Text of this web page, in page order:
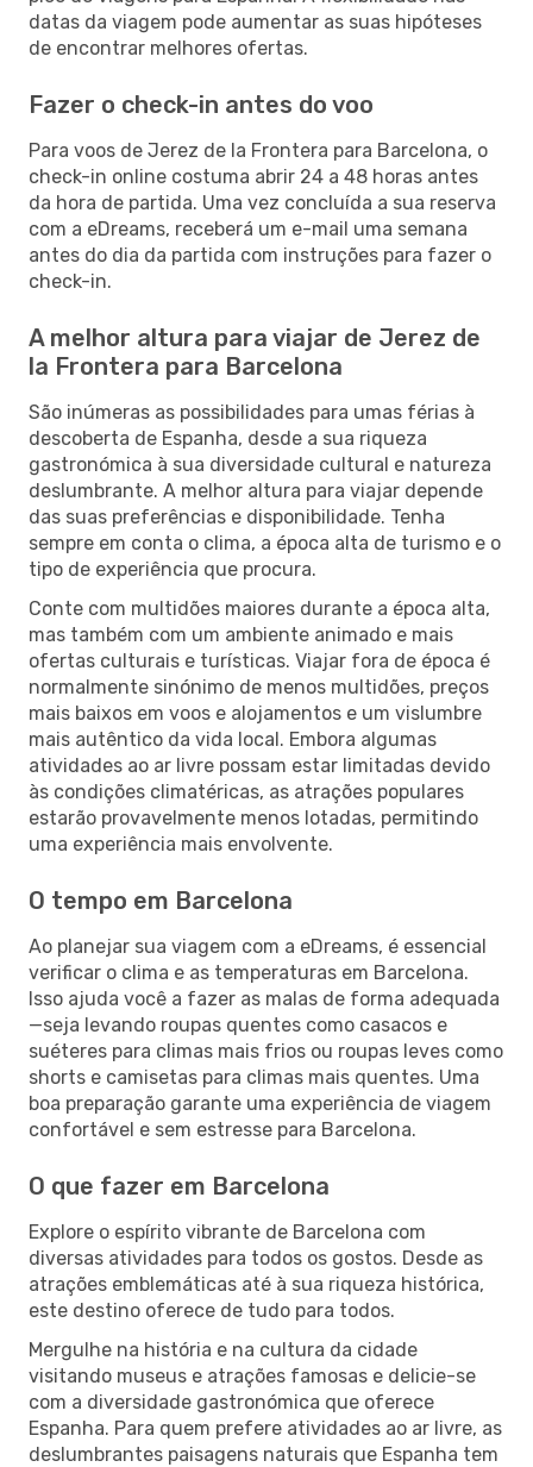
datas da viagem pode aumentar as suas hipóteses
de encontrar melhores ofertas.
Fazer o check-in antes do voo
Para voos de Jerez de la Frontera para Barcelona, o
check-in online costuma abrir 24 a 48 horas antes
da hora de partida. Uma vez concluída a sua reserva
com a eDreams, receberá um e-mail uma semana
antes do dia da partida com instruções para fazer o
check-in.
A melhor altura para viajar de Jerez de
la Frontera para Barcelona
São inúmeras as possibilidades para umas férias à
descoberta de Espanha, desde a sua riqueza
gastronómica à sua diversidade cultural e natureza
deslumbrante. A melhor altura para viajar depende
das suas preferências e disponibilidade. Tenha
sempre em conta o clima, a época alta de turismo e o
tipo de experiência que procura.
Conte com multidões maiores durante a época alta,
mas também com um ambiente animado e mais
ofertas culturais e turísticas. Viajar fora de época é
normalmente sinónimo de menos multidões, preços
mais baixos em voos e alojamentos e um vislumbre
mais autêntico da vida local. Embora algumas
atividades ao ar livre possam estar limitadas devido
às condições climatéricas, as atrações populares
estarão provavelmente menos lotadas, permitindo
uma experiência mais envolvente.
O tempo em Barcelona
Ao planejar sua viagem com a eDreams, é essencial
verificar o clima e as temperaturas em Barcelona.
Isso ajuda você a fazer as malas de forma adequada
—seja levando roupas quentes como casacos e
suéteres para climas mais frios ou roupas leves como
shorts e camisetas para climas mais quentes. Uma
boa preparação garante uma experiência de viagem
confortável e sem estresse para Barcelona.
O que fazer em Barcelona
Explore o espírito vibrante de Barcelona com
diversas atividades para todos os gostos. Desde as
atrações emblemáticas até à sua riqueza histórica,
este destino oferece de tudo para todos.
Mergulhe na história e na cultura da cidade
visitando museus e atrações famosas e delicie-se
com a diversidade gastronómica que oferece
Espanha. Para quem prefere atividades ao ar livre, as
deslumbrantes paisagens naturais que Espanha tem